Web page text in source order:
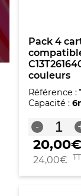
Pack 4
couleurs
Référence :
Capacité :
-
de
Pack
4
20,00€
24,00€